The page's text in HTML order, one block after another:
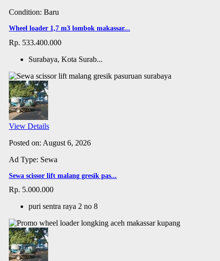
Condition: Baru
Wheel loader 1,7 m3 lombok makassar...
Rp. 533.400.000
Surabaya, Kota Surab...
View Details
Posted on: August 6, 2026
Ad Type: Sewa
Sewa scissor lift malang gresik pas...
Rp. 5.000.000
puri sentra raya 2 no 8